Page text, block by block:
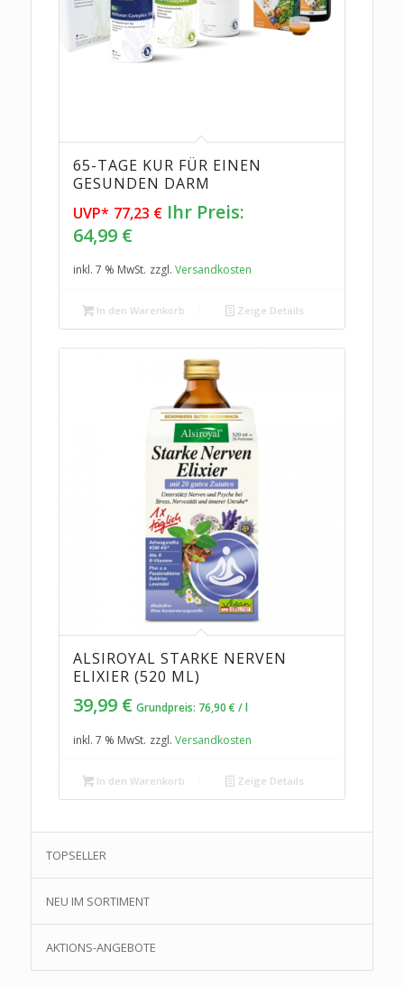
65-TAGE KUR FÜR EINEN
GESUNDEN DARM
UVP* 77,23 € Ursprünglicher
77,23 €
Ihr Preis:
64,99 €Aktueller
ist:
inkl. 7 % MwSt. zzgl. Versandkosten
In den Warenkorb Zeige Details
ALSIROYAL STARKE NERVEN
ELIXIER (520 ML)
39,99 € Grundpreis: 76,90 € /l
inkl. 7 % MwSt. zzgl. Versandkosten
In den Warenkorb Zeige Details
TOPSELLER
NEU IM SORTIMENT
AKTIONS-ANGEBOTE